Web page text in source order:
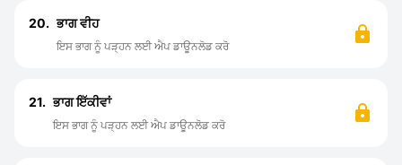
20. ਭਾਗ ਵੀਹ
ਇਸ ਭਾਗ ਨੂੰ ਪੜ੍ਹਨ ਲਈ ਐਪ ਡਾਊਨਲੋਡ ਕਰੋ
21. ਭਾਗ ਇੱਕੀਵਾਂ
ਇਸ ਭਾਗ ਨੂੰ ਪੜ੍ਹਨ ਲਈ ਐਪ ਡਾਊਨਲੋਡ ਕਰੋ